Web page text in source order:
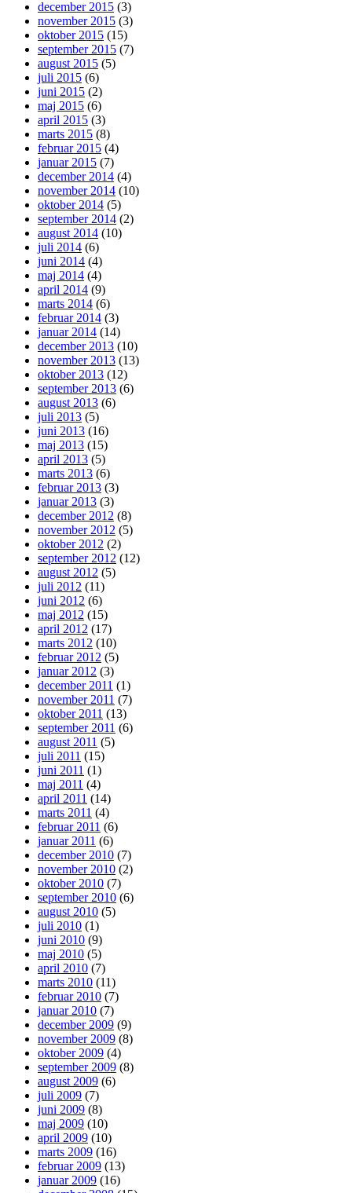
december 2015 (3)
november 2015 (3)
oktober 2015 (15)
september 2015 (7)
august 2015 (5)
juli 2015 (6)
juni 2015 (2)
maj 2015 (6)
april 2015 (3)
marts 2015 (8)
februar 2015 (4)
januar 2015 (7)
december 2014 (4)
november 2014 (10)
oktober 2014 (5)
september 2014 (2)
august 2014 (10)
juli 2014 (6)
juni 2014 (4)
maj 2014 (4)
april 2014 (9)
marts 2014 (6)
februar 2014 (3)
januar 2014 (14)
december 2013 (10)
november 2013 (13)
oktober 2013 (12)
september 2013 (6)
august 2013 (6)
juli 2013 (5)
juni 2013 (16)
maj 2013 (15)
april 2013 (5)
marts 2013 (6)
februar 2013 (3)
januar 2013 (3)
december 2012 (8)
november 2012 (5)
oktober 2012 (2)
september 2012 (12)
august 2012 (5)
juli 2012 (11)
juni 2012 (6)
maj 2012 (15)
april 2012 (17)
marts 2012 (10)
februar 2012 (5)
januar 2012 (3)
december 2011 (1)
november 2011 (7)
oktober 2011 (13)
september 2011 (6)
august 2011 (5)
juli 2011 (15)
juni 2011 (1)
maj 2011 (4)
april 2011 (14)
marts 2011 (4)
februar 2011 (6)
januar 2011 (6)
december 2010 (7)
november 2010 (2)
oktober 2010 (7)
september 2010 (6)
august 2010 (5)
juli 2010 (1)
juni 2010 (9)
maj 2010 (5)
april 2010 (7)
marts 2010 (11)
februar 2010 (7)
januar 2010 (7)
december 2009 (9)
november 2009 (8)
oktober 2009 (4)
september 2009 (8)
august 2009 (6)
juli 2009 (7)
juni 2009 (8)
maj 2009 (10)
april 2009 (10)
marts 2009 (16)
februar 2009 (13)
januar 2009 (16)